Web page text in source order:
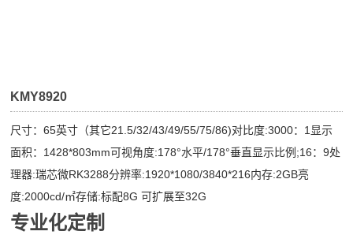
KMY8920
尺寸：65英寸（其它21.5/32/43/49/55/75/86)对比度:3000：1显示
面积：1428*803mm可视角度:178°水平/178°垂直显示比例;16：9处
理器:瑞芯微RK3288分辨率:1920*1080/3840*216内存:2GB亮
度:2000cd/㎡存储:标配8G 可扩展至32G
专业化定制